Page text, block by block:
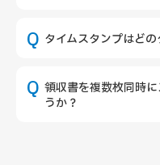
タイムスタンプはど
領収書を複数枚同時
うか？